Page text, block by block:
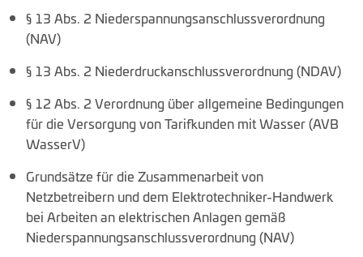
§ 13 Abs. 2 Niederspannungsanschlussverordnung
(NAV)
§ 13 Abs. 2 Niederdruckanschlussverordnung (NDAV)
§ 12 Abs. 2 Verordnung über allgemeine Bedingungen
für die Versorgung von Tarifkunden mit Wasser (AVB
WasserV)
Grundsätze für die Zusammenarbeit von
Netzbetreibern und dem Elektrotechniker-Handwerk
bei Arbeiten an elektrischen Anlagen gemäß
Niederspannungsanschlussverordnung (NAV)